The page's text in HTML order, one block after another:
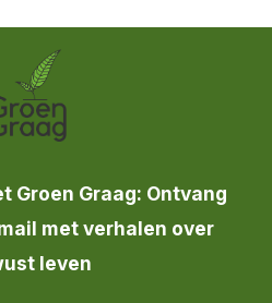
Groen Graag: Ontvang
met verhalen over
leven